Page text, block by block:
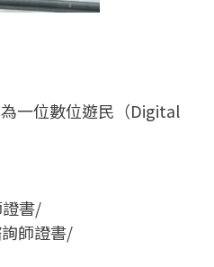
一位數位遊民（Digital
證書/
師證書/